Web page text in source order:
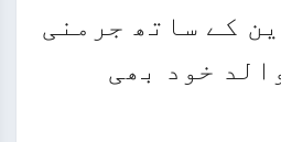
کے ساتھ جرمنی
خود بھی